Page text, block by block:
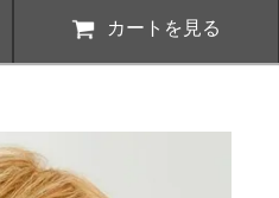
カートを見る